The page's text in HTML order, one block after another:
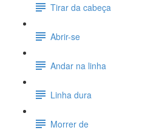
Tirar da cabeça
Abrir-se
Andar na linha
Linha dura
Morrer de